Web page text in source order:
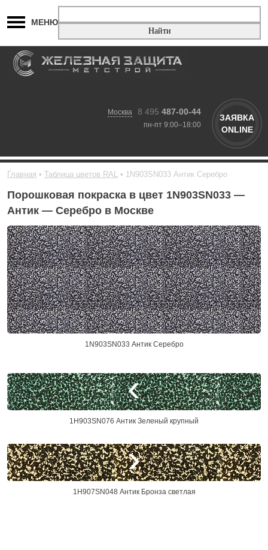
МЕНЮ
Москва 8 495 487-00-44
пн-пт 9:00–18:00
ЗАЯВКА
ONLINE
Главная Таблица цветов RAL 1N903SN033 Антик Серебро
Порошковая покраска в цвет 1N903SN033 —
Антик — Серебро в Москве
1H903SN076 Антик Зеленый крупный
1N903SN033 Антик Серебро
1H907SN048 Антик Бронза светлая